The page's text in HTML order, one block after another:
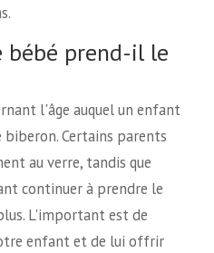
bébé prend-il le
l'âge auquel un enfant
Certains parents
au verre, tandis que
continuer à prendre le
L'important est de
enfant et de lui offrir